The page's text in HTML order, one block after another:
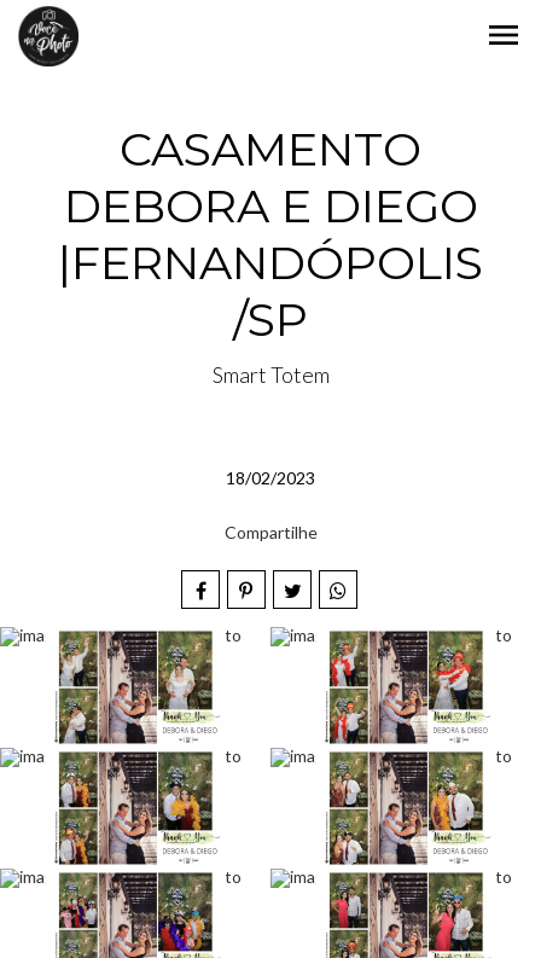
menu
CASAMENTO
DEBORA E DIEGO
|FERNANDÓPOLIS
/SP
Smart Totem
18/02/2023
Compartilhe